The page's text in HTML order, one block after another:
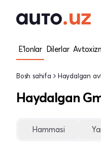
E'lonlar Dilerlar
Bosh sahifa Haydalgan
Haydalgan
Hammasi